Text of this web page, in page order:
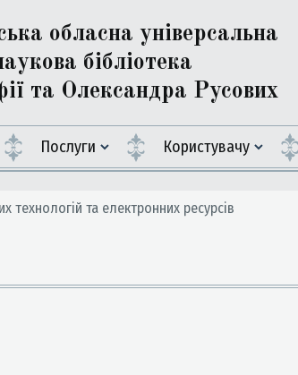
обласна універсальна
бібліотека
та Олександра Русових
Послуги Користувачу
технологій та електронних ресурсів